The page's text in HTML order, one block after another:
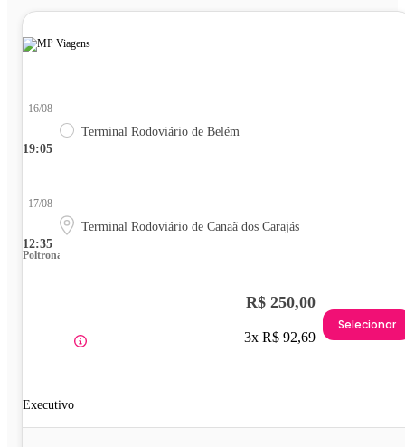
19:05
16/08
Terminal Rodoviário de Belém
12:35
17/08
Terminal Rodoviário de Canaã dos Carajás
Poltrona
Executivo
R$ 250,00
3x R$ 92,69
Selecionar